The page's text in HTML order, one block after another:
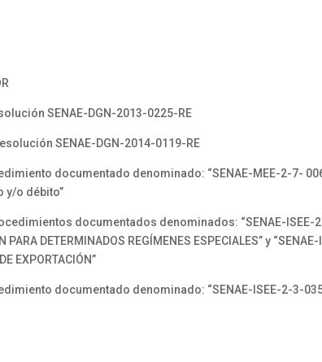
SENAE-DGN-2013-0225-RE
SENAE-DGN-2014-0119-RE
documentado denominado: “SENAE-MEE-2-7-
y/o débito”
documentados denominados: “SENAE-ISEE-2-
PARA DETERMINADOS REGÍMENES ESPECIALES” y
EXPORTACIÓN”
documentado denominado: “SENAE-ISEE-2-3-035-